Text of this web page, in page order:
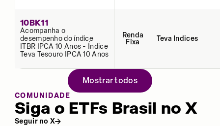
10BK11
Acompanha o
desempenho do índice
ITBR IPCA 10 Anos - Índice
Teva Tesouro IPCA 10 Anos
Renda
Fixa
Teva Indices
Mostrar todos
COMUNIDADE
Siga o ETFs Brasil no X
Seguir no X